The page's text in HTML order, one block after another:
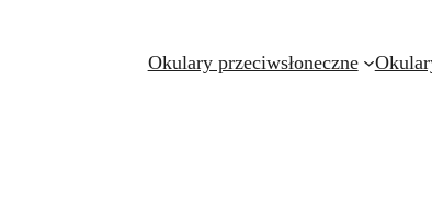
Okulary przeciwsłoneczne